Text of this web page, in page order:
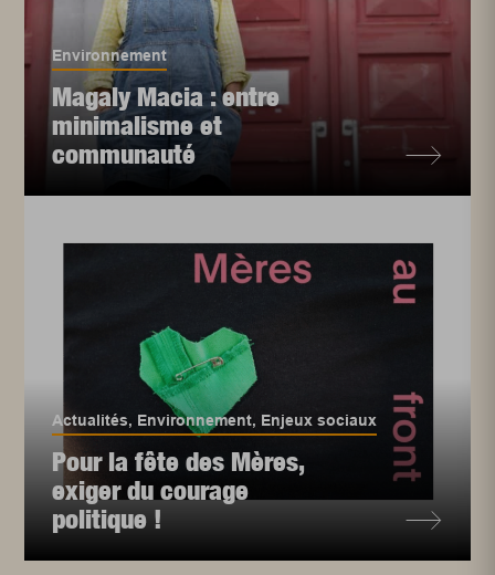
Environnement
Magaly Macia : entre
minimalisme et
communauté
Actualités, Environnement, Enjeux sociaux
Pour la fête des Mères,
exiger du courage
politique !